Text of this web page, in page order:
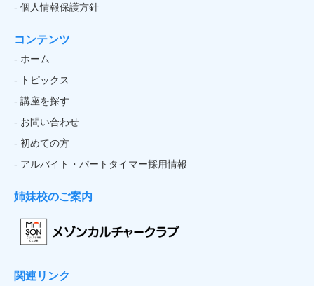
- 個人情報保護方針
コンテンツ
- ホーム
- トピックス
- 講座を探す
- お問い合わせ
- 初めての方
- アルバイト・パートタイマー採用情報
姉妹校のご案内
関連リンク